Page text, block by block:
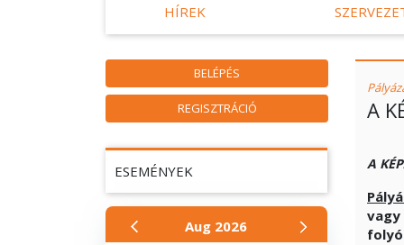
HÍREK
BELÉPÉS
REGISZTRÁCIÓ
ESEMÉNYEK
Aug 2026
A
A
vagy